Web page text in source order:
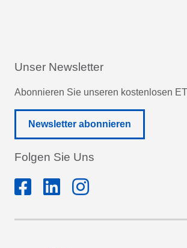
Unser Newsletter
Abonnieren Sie unseren kostenlosen
Newsletter abonnieren
Folgen Sie Uns